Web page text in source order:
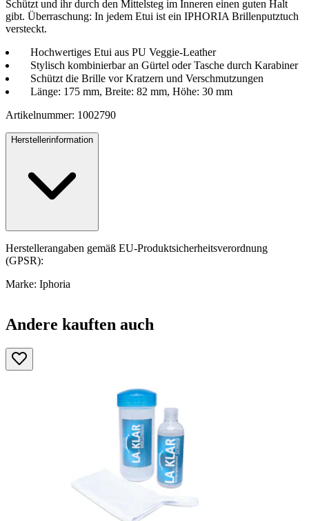
Schützt und ihr durch den Mittelsteg im Inneren einen guten Halt
gibt. Überraschung: In jedem Etui ist ein IPHORIA Brillenputztuch
versteckt.
Hochwertiges Etui aus PU Veggie-Leather
Stylisch kombinierbar an Gürtel oder Tasche durch Karabiner
Schützt die Brille vor Kratzern und Verschmutzungen
Länge: 175 mm, Breite: 82 mm, Höhe: 30 mm
Artikelnummer: 1002790
Herstellerinformation
Herstellerangaben gemäß EU-Produktsicherheitsverordnung
(GPSR):
Marke: Iphoria
Andere kauften auch